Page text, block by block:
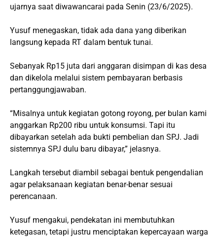
ujarnya saat diwawancarai pada Senin (23/6/2025).
Yusuf menegaskan, tidak ada dana yang diberikan
langsung kepada RT dalam bentuk tunai.
Sebanyak Rp15 juta dari anggaran disimpan di kas desa
dan dikelola melalui sistem pembayaran berbasis
pertanggungjawaban.
“Misalnya untuk kegiatan gotong royong, per bulan kami
anggarkan Rp200 ribu untuk konsumsi. Tapi itu
dibayarkan setelah ada bukti pembelian dan SPJ. Jadi
sistemnya SPJ dulu baru dibayar,” jelasnya.
Langkah tersebut diambil sebagai bentuk pengendalian
agar pelaksanaan kegiatan benar-benar sesuai
perencanaan.
Yusuf mengakui, pendekatan ini membutuhkan
ketegasan, tetapi justru menciptakan kepercayaan warga